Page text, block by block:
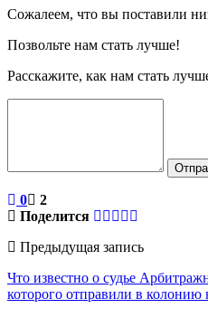
Сожалеем, что вы поставили
Позвольте нам стать лучше!
Расскажите, как нам стать
0
2
Поделится
Предыдущая запись
Что известно о судье
которого отправили в колонию